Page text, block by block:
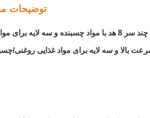
توضیحات
برای مواد روغنی